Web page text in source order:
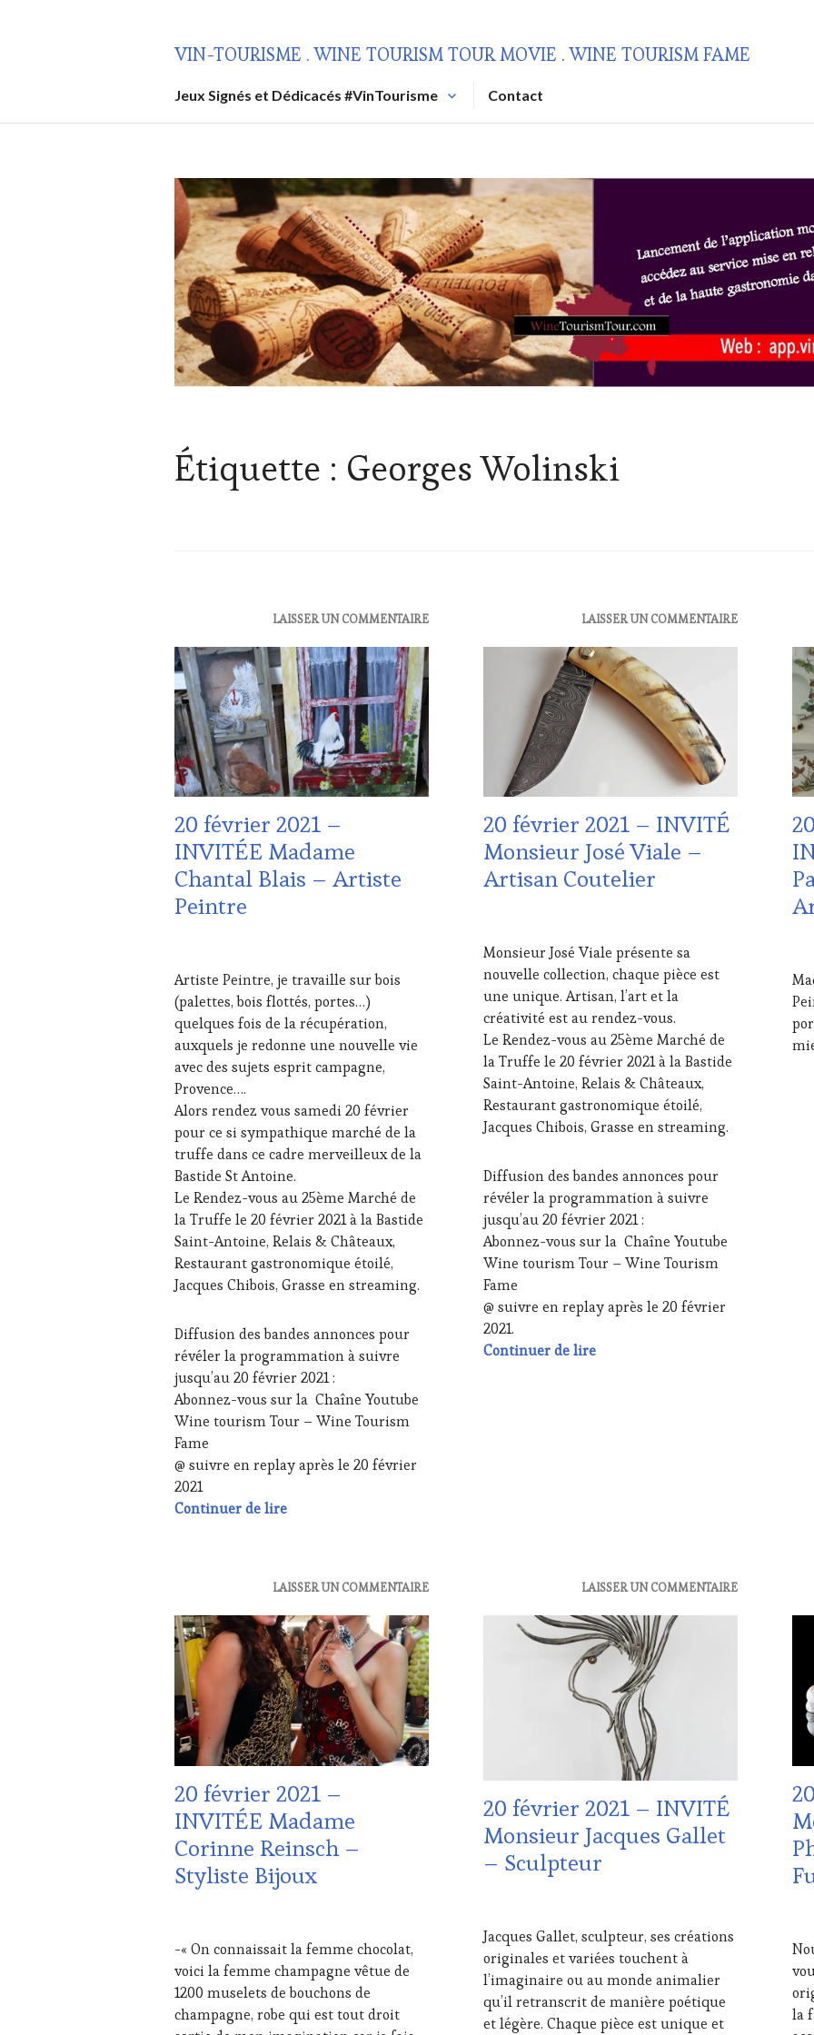
VIN-TOURISME . WINE TOURISM TOUR MOVIE . WINE TOURISM FAME
Jeux Signés et Dédicacés #VinTourisme Contact
Étiquette : Georges Wolinski
:
WINE
TASTING
VOUCHER,
EDITION
LES
CLÉS
DU
VIN
ET
DE
LA
HAUTE
GASTRONOMIE
FRANÇAISE,
PRESSE
ÉCRITE,
RADIO,
TV,
WEB,
OENOTOURISME
PARTENAIRES
VIN
TOURISME,
PRODUCTEURS
TERROIR,
RESTAURATEUR,
CHEF,
CUISINIER,
ŒNOLOGUE,
SOMMELIER
SALONS
INTERNATIONAUX
TASTING
VOUCHER
WINE
TOURISM
FAME,
WINE
TOURISM
WINETASTINGVOUCHER.COM
LAISSER UN COMMENTAIRE
20 février 2021 –
INVITÉE Madame
Chantal Blais – Artiste
Peintre
2021
Artiste Peintre, je travaille sur bois
(palettes, bois flottés, portes…)
quelques fois de la récupération,
auxquels je redonne une nouvelle vie
avec des sujets esprit campagne,
Provence….
Alors rendez vous samedi 20 février
pour ce si sympathique marché de la
truffe dans ce cadre merveilleux de la
Bastide St Antoine.
Le Rendez-vous au 25ème Marché de
la Truffe le 20 février 2021 à la Bastide
Saint-Antoine, Relais & Châteaux,
Restaurant gastronomique étoilé,
Jacques Chibois, Grasse en streaming.
Diffusion des bandes annonces pour
révéler la programmation à suivre
jusqu’au 20 février 2021 :
Abonnez-vous sur la Chaîne Youtube
Wine tourism Tour – Wine Tourism
Fame
@ suivre en replay après le 20 février
2021
Continuer de lire20 février 2021 – INVITÉE Madame Chantal Blais – Artiste Peintre
VOUCHER,
DOMAINE
VITICOLE,
ADHÉRENT,
TOURISME,
EDITION
LES
CLÉS
DU
VIN
LA
GASTRONOMIE
FRANÇAISE,
INVITATIONS
&
DÉGUSTATIONS,
TASTING,
LIVE
STREAMING,
ÉCRITE,
RADIO,
TV,
WEB,
OENOTOURISME ,
PARTENAIRES
VIN
TOURISME,
PRODUCTEURS
TERROIR,
LAISSER UN COMMENTAIRE
20 février 2021 – INVITÉ
Monsieur José Viale –
Artisan Coutelier
2021
Monsieur José Viale présente sa
nouvelle collection, chaque pièce est
une unique. Artisan, l’art et la
créativité est au rendez-vous.
Le Rendez-vous au 25ème Marché de
la Truffe le 20 février 2021 à la Bastide
Saint-Antoine, Relais & Châteaux,
Restaurant gastronomique étoilé,
Jacques Chibois, Grasse en streaming.
Diffusion des bandes annonces pour
révéler la programmation à suivre
jusqu’au 20 février 2021 :
Abonnez-vous sur la Chaîne Youtube
Wine tourism Tour – Wine Tourism
Fame
@ suivre en replay après le 20 février
2021.
Continuer de lire20 février 2021 – INVITÉ
:
LES
DU
VIN
ET
DE
LA
:
WINE
TASTING
VOUCHER
DOMAINE
VITICOLE,
ADHÉRENT,
VIN
TOURISME,
EDITION
LES
CLÉS
DU
VIN
ET
GASTRONOMIE
FRANÇAISE,
INVITATIONS
&
DÉGUSTATIONS,
LAISSER UN COMMENTAIRE
20 février 2021 –
INVITÉE Madame
Corinne Reinsch –
Styliste Bijoux
2021
-« On connaissait la femme chocolat,
voici la femme champagne vêtue de
1200 muselets de bouchons de
champagne, robe qui est tout droit
DE
LA
HAUTE
GASTRONOMIE
,
DÉGUSTATIONS,
WINE
TASTING
LIVE
STREAMING,
MÉDIAS,
LAISSER UN COMMENTAIRE
20 février 2021 – INVITÉ
Monsieur Jacques Gallet
– Sculpteur
2021
Jacques Gallet, sculpteur, ses créations
originales et variées touchent à
l’imaginaire ou au monde animalier
qu’il retranscrit de manière poétique
et légère. Chaque pièce est unique et
LES
DU
VIN
ET
&la